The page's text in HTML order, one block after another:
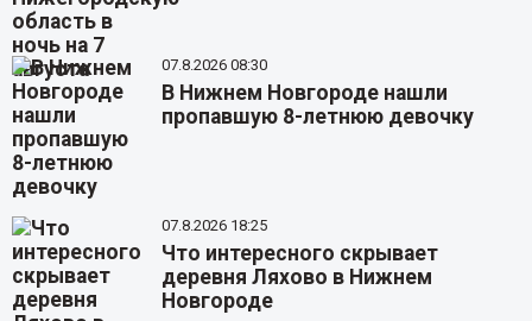
07.8.2026 08:30
В Нижнем Новгороде нашли
пропавшую 8-летнюю девочку
07.8.2026 18:25
Что интересного скрывает
деревня Ляхово в Нижнем
Новгороде